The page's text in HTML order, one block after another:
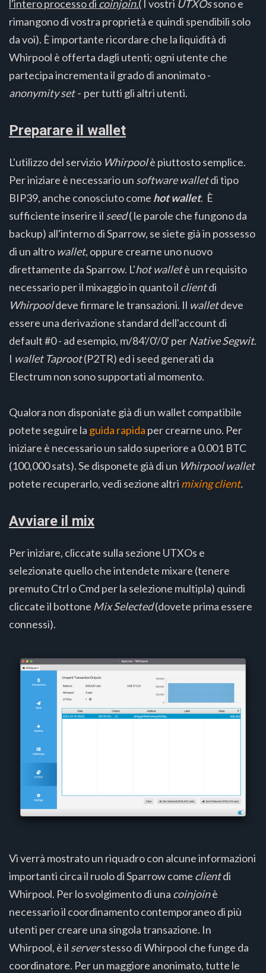
l'intero processo di coinjoin.( I vostri UTXOssono e
rimangono di vostra proprietà e quindi spendibili solo
da voi). È importante ricordare che la liquidità di
Whirpool è offerta dagli utenti; ogni utente che
partecipa incrementa il grado di anonimato -
anonymity set - per tutti gli altri utenti.
Preparare il wallet
L'utilizzo del servizio Whirpoolè piuttosto semplice.
Per iniziare è necessario un software walletdi tipo
BIP39, anche conosciuto come hot wallet. È
sufficiente inserire il seed( le parole che fungono da
backup) all'interno di Sparrow, se siete già in possesso
di un altro wallet, oppure crearne uno nuovo
direttamente da Sparrow. L'hot walletè un requisito
necessario per il mixaggio in quanto il clientdi
Whirpooldeve firmare le transazioni. Il walletdeve
essere una derivazione standard dell'account di
default #0 - ad esempio, m/84'/0'/0' per Native Segwit.
I wallet Taproot(P2TR) ed i seed generati da
Electrum non sono supportati al momento.
Qualora non disponiate già di un wallet compatibile
potete seguire la guida rapida per crearne uno. Per
iniziare è necessario un saldo superiore a 0.001 BTC
(100,000 sats). Se disponete già di un Whirpool wallet
potete recuperarlo, vedi sezione altri mixing client.
Avviare il mix
Per iniziare, cliccate sulla sezione UTXOs e
selezionate quello che intendete mixare (tenere
premuto Ctrl o Cmd per la selezione multipla) quindi
cliccate il bottone Mix Selected(dovete prima essere
connessi).
Vi verrà mostrato un riquadro con alcune informazioni
importanti circa il ruolo di Sparrow come clientdi
Whirpool. Per lo svolgimento di una coinjoinè
necessario il coordinamento contemporaneo di più
utenti per creare una singola transazione. In
Whirpool, è il serverstesso di Whirpool che funge da
coordinatore. Per un maggiore anonimato, tutte le